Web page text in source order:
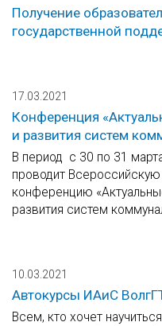
Получение
государственной
17.03.2021
Конференция
и развития систем
В период с 30 по 31
проводит Всероссийскую
конференцию
развития систем
10.03.2021
Автокурсы ИАиС
Всем, кто хочет